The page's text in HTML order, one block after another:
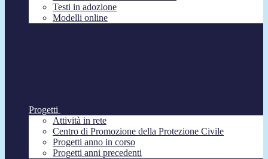
Testi in adozione
Modelli online
Progetti
Attività in rete
Centro di Promozione della Protezione Civile
Progetti anno in corso
Progetti anni precedenti